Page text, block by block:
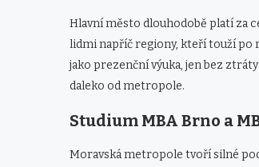
Hlavní město dlouhodobě platí za
lidmi napříč regiony, kteří touží po
jako prezenční výuka, jen bez
daleko od metropole.
Studium MBA Brno a
Moravská metropole tvoří silné